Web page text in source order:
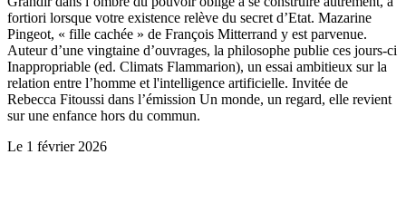
fortiori lorsque votre existence relève du secret d’Etat. Mazarine
Pingeot, « fille cachée » de François Mitterrand y est parvenue.
Auteur d’une vingtaine d’ouvrages, la philosophe publie ces jours-ci
Inappropriable (ed. Climats Flammarion), un essai ambitieux sur la
relation entre l’homme et l'intelligence artificielle. Invitée de
Rebecca Fitoussi dans l’émission Un monde, un regard, elle revient
sur une enfance hors du commun.
Le 1 février 2026